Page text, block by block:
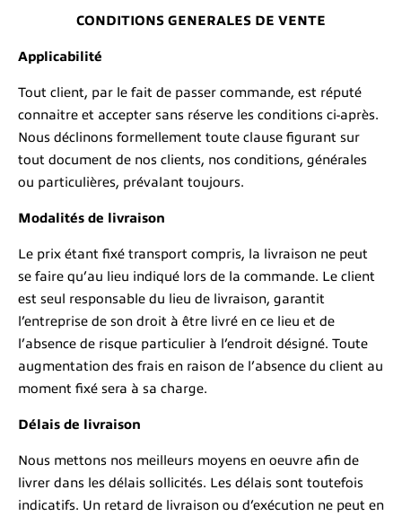
CONDITIONS GENERALES DE VENTE
Applicabilité
Tout client, par le fait de passer commande, est réputé
connaitre et accepter sans réserve les conditions ci-après.
Nous déclinons formellement toute clause figurant sur
tout document de nos clients, nos conditions, générales
ou particulières, prévalant toujours.
Modalités de livraison
Le prix étant fixé transport compris, la livraison ne peut
se faire qu’au lieu indiqué lors de la commande. Le client
est seul responsable du lieu de livraison, garantit
l’entreprise de son droit à être livré en ce lieu et de
l’absence de risque particulier à l’endroit désigné. Toute
augmentation des frais en raison de l’absence du client au
moment fixé sera à sa charge.
Délais de livraison
Nous mettons nos meilleurs moyens en oeuvre afin de
livrer dans les délais sollicités. Les délais sont toutefois
indicatifs. Un retard de livraison ou d’exécution ne peut en